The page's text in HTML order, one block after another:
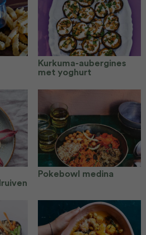
Kurkuma-aubergines
met yoghurt
Pokebowl medina